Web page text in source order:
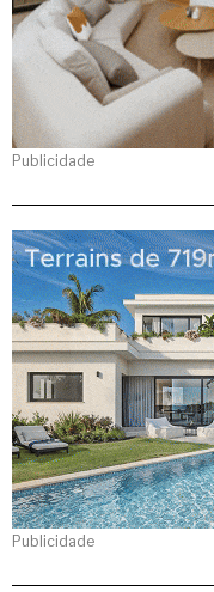
Publicidade
Publicidade